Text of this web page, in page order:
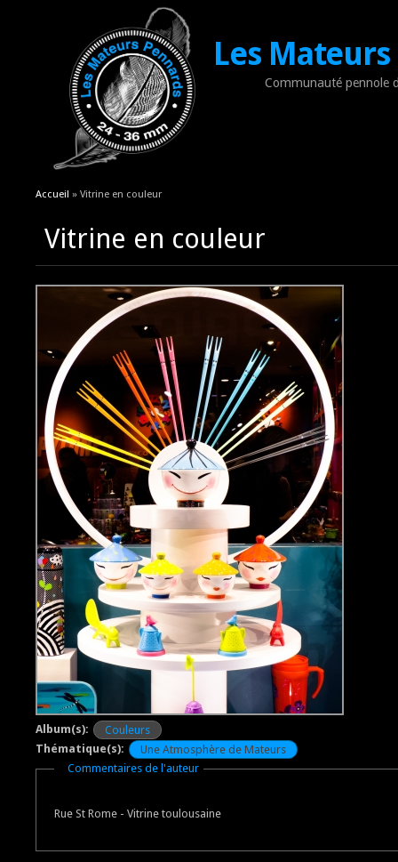
Les
Communauté pennole
Vous êtes ici
Accueil » Vitrine en couleur
Vitrine en couleur
Album(s):
Couleurs
Thématique(s):
Une Atmosphère de Mateurs
Masquer
Commentaires de l'auteur
Rue St Rome - Vitrine toulousaine